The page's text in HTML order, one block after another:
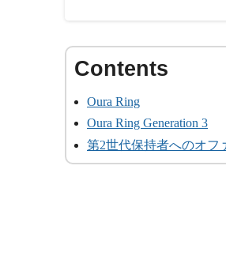
Oura Ring
Oura Ring Generation 3
第2世代保持者へのオフ